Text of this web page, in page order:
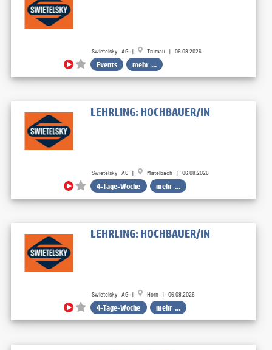
Swietelsky AG | Trumau | 06.08.2026
Events mehr ...
LEHRLING: HOCHBAUER/IN
Swietelsky AG | Mistelbach | 06.08.2026
4-Tage-Woche mehr ...
LEHRLING: HOCHBAUER/IN
Swietelsky AG | Horn | 06.08.2026
4-Tage-Woche mehr ...